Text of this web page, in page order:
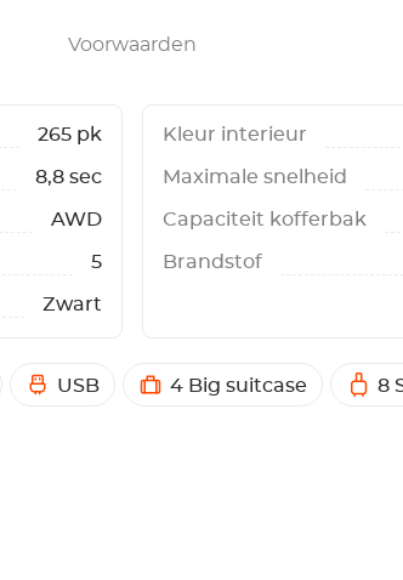
Voorwaarden
265 pk
8,8 sec
AWD
5
Zwart
Kleur interieur
Maximale snelheid
Capaciteit kofferbak
Brandstof
USB 4 Big suitcase 8